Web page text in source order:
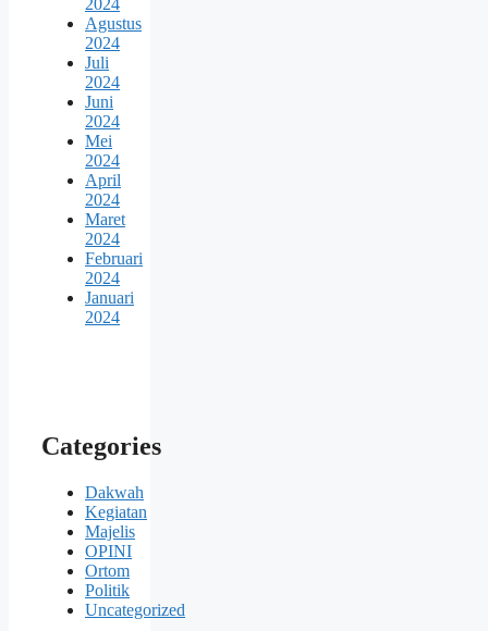
2024
Agustus
2024
Juli
2024
Juni
2024
Mei
2024
April
2024
Maret
2024
Februari
2024
Januari
2024
Categories
Dakwah
Kegiatan
Majelis
OPINI
Ortom
Politik
Uncategorized